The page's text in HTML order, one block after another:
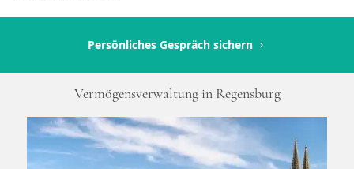
Persönliches Gespräch sichern
Vermögensverwaltung in Regensburg